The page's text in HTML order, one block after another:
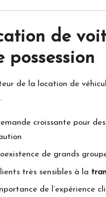
de
possession
de la location de
croissante pour
de grands
très sensibles à la
de l’expérience